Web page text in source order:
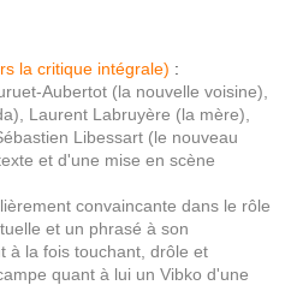
la critique intégrale) :
Aubertot (la nouvelle voisine),
Laurent Labruyère (la mère),
Libessart (le nouveau
et d'une mise en scène
convaincante dans le rôle
et un phrasé à son
à la fois touchant, drôle et
quant à lui un Vibko d'une